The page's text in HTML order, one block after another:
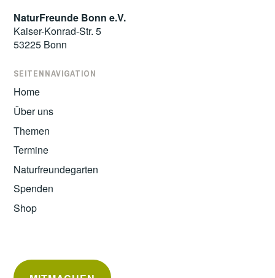
NaturFreunde Bonn e.V.
Kaiser-Konrad-Str. 5
53225 Bonn
SEITENNAVIGATION
Home
Über uns
Themen
Termine
Naturfreundegarten
Spenden
Shop